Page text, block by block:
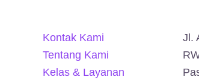
Kontak Kami
Tentang Kami
Kelas & Layanan
Jl.